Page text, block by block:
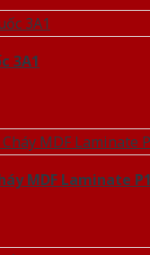
3A1
MDF Laminate